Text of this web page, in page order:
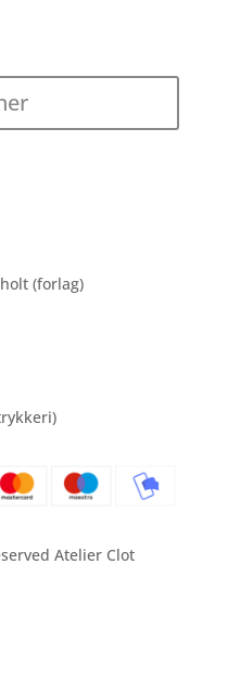
(forlag)
Atelier Clot